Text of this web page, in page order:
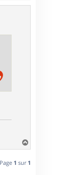
a
t
1 sur 1